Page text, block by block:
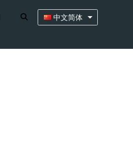
中文简体